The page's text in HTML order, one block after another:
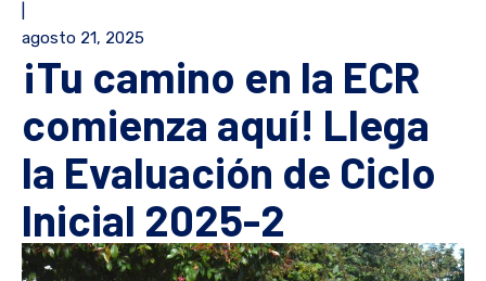
agosto 21, 2025
¡Tu camino en la ECR
comienza aquí! Llega
la Evaluación de Ciclo
Inicial 2025-2